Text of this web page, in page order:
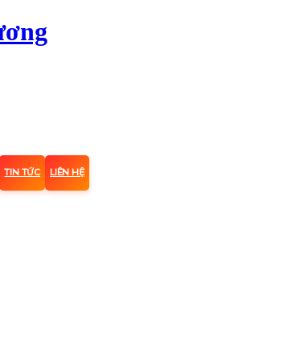
TIN TỨC LIÊN HỆ